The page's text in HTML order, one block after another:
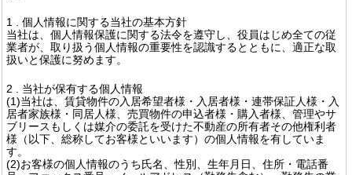
1 . 個人情報に関する当社の基本方針
当社は、個人情報保護に関する法令を遵守し、役員はじめ全ての従
業者が、取り扱う個人情報の重要性を認識するとともに、適正な取
扱いと保護に努めます。
2 . 当社が保有する個人情報
(1)当社は、賃貸物件の入居希望者様・入居者様・連帯保証人様・入
居者家族様・同居人様、売買物件の申込者様・購入者様、管理やサ
ブリースもしくは媒介の委託を受けた不動産の所有者その他権利者
様（以下、総称してお客様といいます）の個人情報を有していま
す。
(2)お客様の個人情報のうち氏名、性別、生年月日、住所・電話番